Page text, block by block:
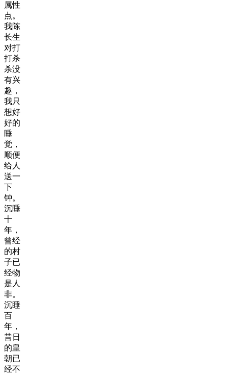
属性
点。
我陈
长生
对打
打杀
杀没
有兴
趣，
我只
想好
好的
睡
觉，
顺便
给人
送一
下
钟。
沉睡
十
年，
曾经
的村
子已
经物
是人
非。
沉睡
百
年，
昔日
的皇
朝已
经不